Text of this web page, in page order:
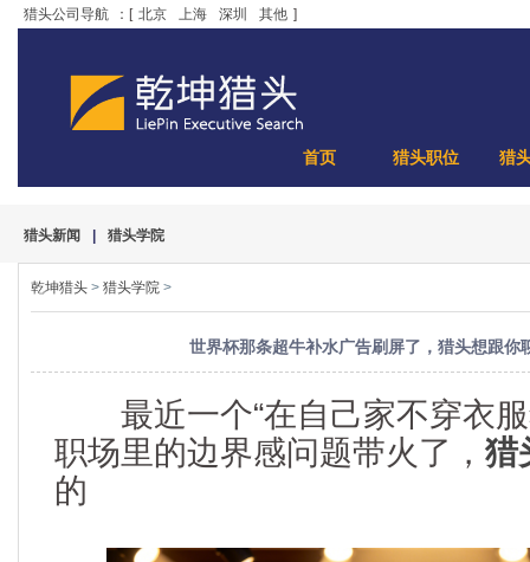
猎头公司导航 ：[ 北京 上海 深圳 其他 ]
首页 猎头职位 猎
猎头新闻 猎头学院
乾坤猎头 > 猎头学院 >
世界杯那条超牛补水广告刷屏了，猎头想跟你
最近一个“在自己家不穿衣服
职场里的边界感问题带火了， 猎
的